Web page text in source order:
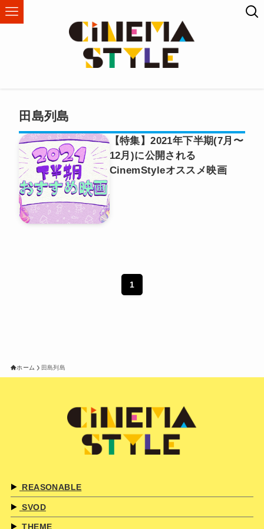
田島列島
【特集】2021年下半期(7月〜
12月)に公開される
CinemStyleオススメ映画
1
ホーム 田島列島
REASONABLE
SVOD
THEME